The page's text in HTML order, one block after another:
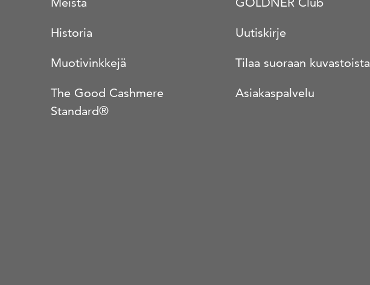
Historia
Muotivinkkejä
The Good Cashmere
Standard®
Uutiskirje
Tilaa suoraan kuvastoista
Asiakaspalvelu